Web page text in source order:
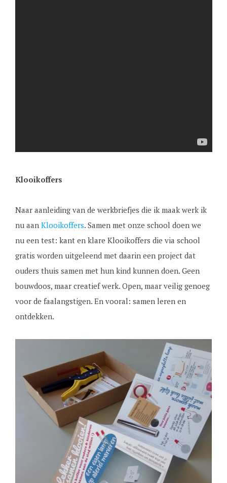
Klooikoffers
Naar aanleiding van de werkbriefjes die ik maak werk ik
nu aan Klooikoffers. Samen met onze school doen we
nu een test: kant en klare Klooikoffers die via school
gratis worden uitgeleend met daarin een project dat
ouders thuis samen met hun kind kunnen doen. Geen
bouwdoos, maar creatief werk. Open, maar veilig genoeg
voor de faalangstigen. En vooral: samen leren en
ontdekken.